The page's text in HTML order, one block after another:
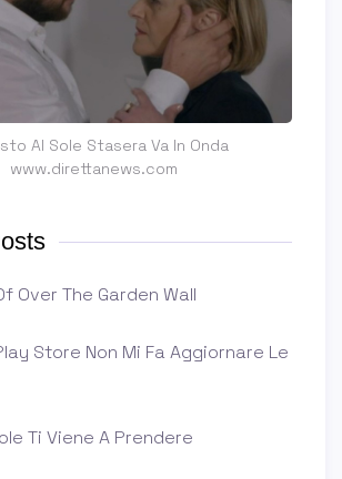
Al Sole Stasera Va In Onda
www.direttanews.com
Over The Garden Wall
Store Non Mi Fa Aggiornare Le
Ti Viene A Prendere